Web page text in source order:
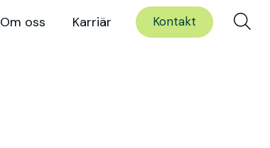
Om oss Karriär Kontakt